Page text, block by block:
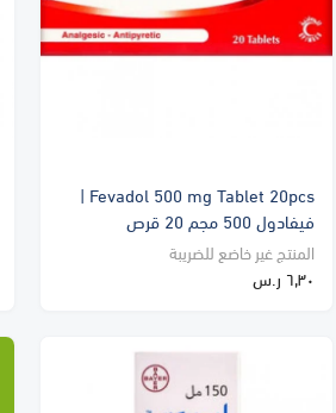
Fevadol 500 mg Tablet 20pcs |
فيفادول 500 مجم 20 قرص
المنتج غير خاضع للضريبة
٦٫٣٠ ر.س